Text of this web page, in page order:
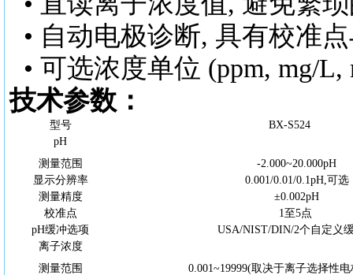
• 自动电极诊断, 具有校准
• 可选浓度单位 (ppm, mg/
技术参数：
型号 BX-S524
pH
测量范围
-2.000~20.000pH
显示分辨率
0.001/0.01/0.1pH,可选
测量精度
±0.002pH
校准点
1至5点
pH缓冲选项
USA/NIST/DIN/2个自定义
离子浓度
测量范围
0.001~19999(取决于离子选择性